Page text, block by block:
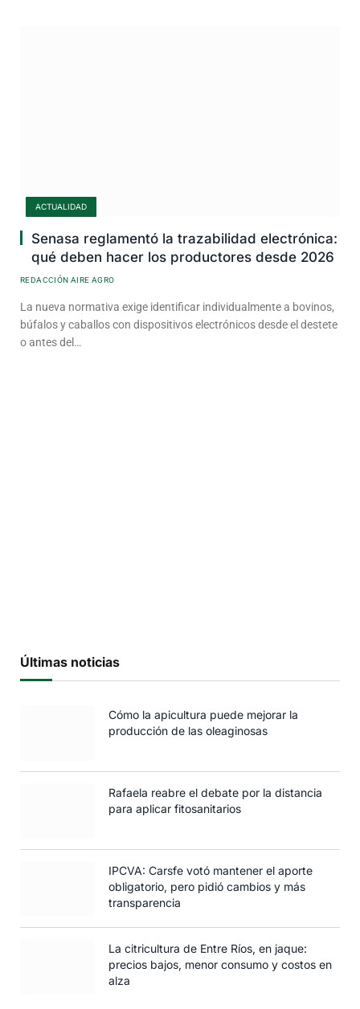
ACTUALIDAD
Senasa reglamentó la trazabilidad electrónica:
qué deben hacer los productores desde 2026
REDACCIÓN AIRE AGRO
La nueva normativa exige identificar individualmente a bovinos,
búfalos y caballos con dispositivos electrónicos desde el destete
o antes del…
Últimas noticias
Cómo la apicultura puede mejorar la
producción de las oleaginosas
Rafaela reabre el debate por la distancia
para aplicar fitosanitarios
IPCVA: Carsfe votó mantener el aporte
obligatorio, pero pidió cambios y más
transparencia
La citricultura de Entre Ríos, en jaque:
precios bajos, menor consumo y costos en
alza